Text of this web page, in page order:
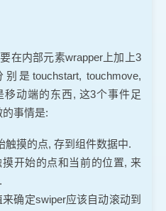
在内部元素wrapper上加上3
是touchstart, touchmove,
移动端的东西, 这3个事件足
事情是:
触摸的点, 存到组件数据中.
开始的点和当前的位置, 来
确定swiper应该自动滚动到